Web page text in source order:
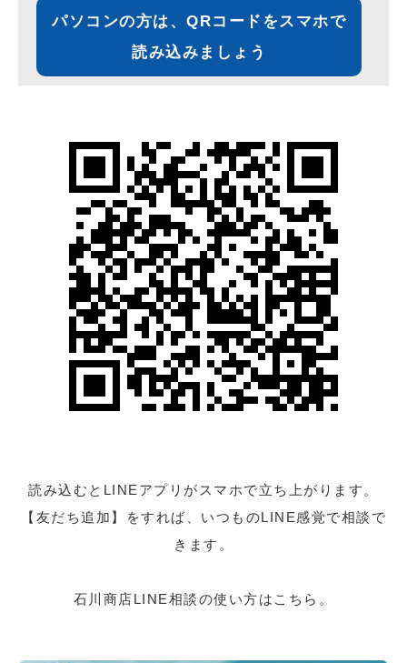
パソコンの方は、QRコードをスマホで
読み込みましょう
読み込むとLINEアプリがスマホで立ち上がります。
【友だち追加】をすれば、いつものLINE感覚で相談で
きます。
石川商店LINE相談の使い方はこちら。